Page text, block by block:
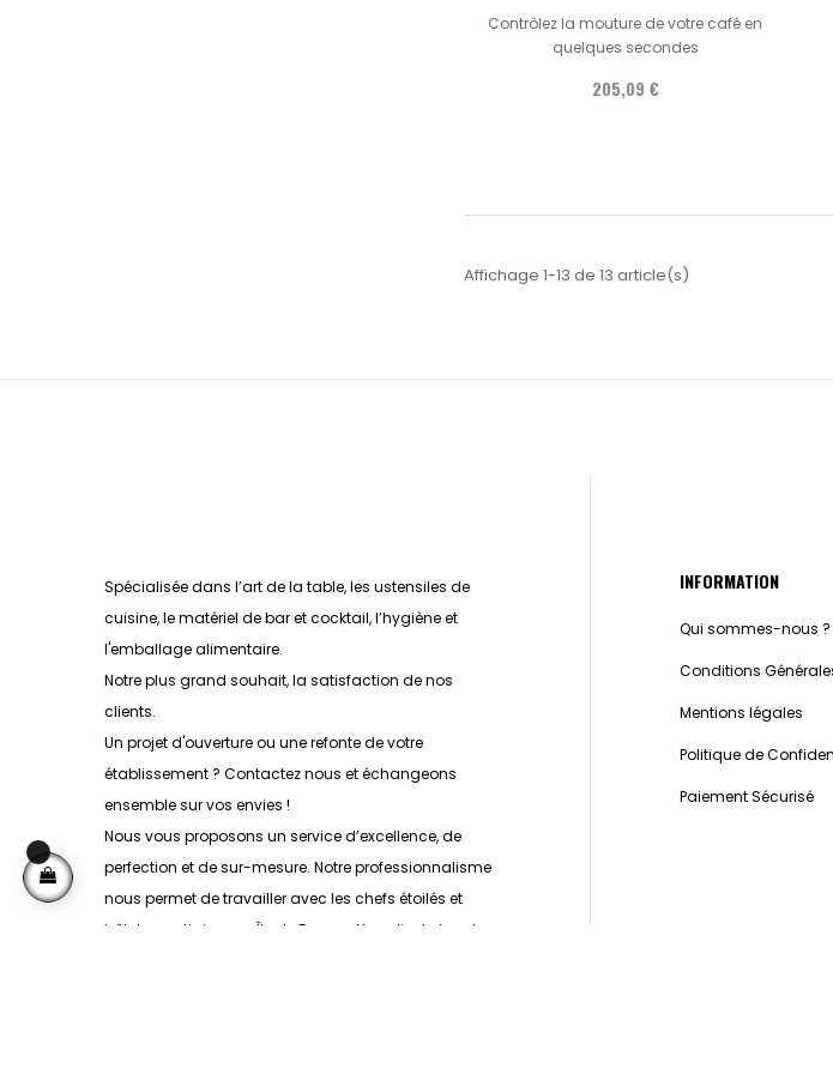
Contrôlez la mouture de votre café en
quelques secondes
205,09 €
Affichage 1-13 de 13 article(s)
Spécialisée dans l’art de la table, les ustensiles de
cuisine, le matériel de bar et cocktail, l’hygiène et
l'emballage alimentaire.
Notre plus grand souhait, la satisfaction de nos
clients.
Un projet d'ouverture ou une refonte de votre
établissement ? Contactez nous et échangeons
ensemble sur vos envies !
Nous vous proposons un service d’excellence, de
perfection et de sur-mesure. Notre professionnalisme
nous permet de travailler avec les chefs étoilés et
hôtels prestigieux en Île de France. Nos clients les plus
INFORMATION
Qui sommes-nous ?
Conditions
Mentions légales
Politique de
Paiement Sécurisé